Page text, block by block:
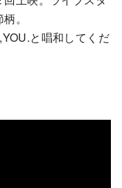
。
と唱和してくだ